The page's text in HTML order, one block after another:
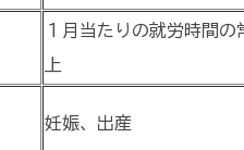
１月当たりの就労時間の
上
妊娠、出産